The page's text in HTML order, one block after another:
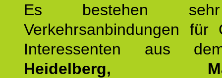
Es bestehen
Verkehrsanbindungen für
Interessenten aus
Heidelberg,